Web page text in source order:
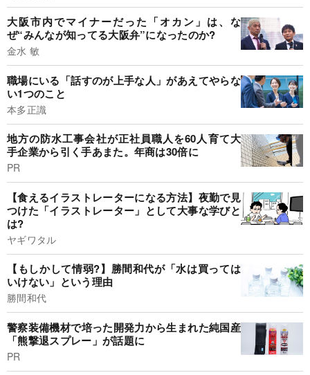
大阪市内でマイナーだった「オカン」は、な
ぜ“みんなが知ってる大阪弁”になったのか?
金水 敏
職場にいる「話すのが上手な人」があえてやらな
い1つのこと
本多正識
地方の防水工事会社が正社員職人を60人育て大
手企業から引く手あまた。年商は30倍に
PR
【食えるイラストレーターになる方法】夜勤で見
つけた「イラストレーター」として大事な学びと
は?
ヤギワタル
【もしかして情弱?】勝間和代が「水は買っては
いけない」という理由
勝間和代
警察装備機材で培った開発力から生まれた純国産
「熊撃退スプレー」が話題に
PR